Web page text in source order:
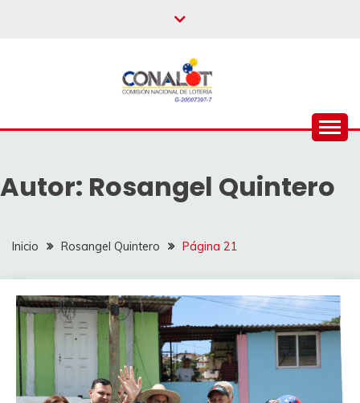
Autor: Rosangel Quintero
Inicio Rosangel Quintero Página 21